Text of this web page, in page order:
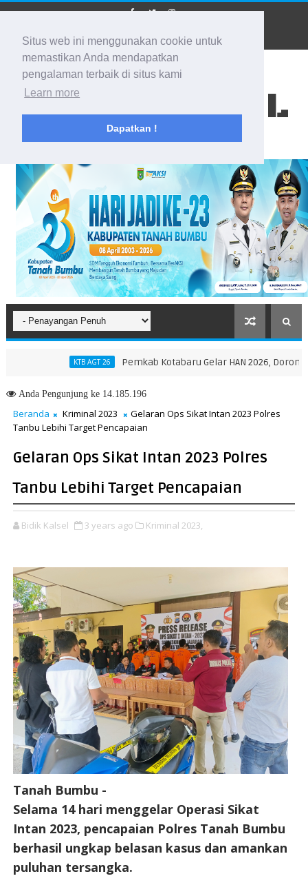
Situs web ini menggunakan cookie untuk
memastikan Anda mendapatkan
pengalaman terbaik di situs kami
Learn more
Dapatkan !
BIDIK KALSEL
Membidik Ke Segala Arah
KTB AGT 26 Pemkab Kotabaru Gelar HAN 2026, Dorong
NTT, Menteri Nusron: Gunakan Sudut Pandang Masyarakat
AndaPengunjung ke 14.185.196
Beranda Kriminal 2023
Gelaran Ops Sikat Intan 2023 Polres
Tanbu Lebihi Target Pencapaian
Gelaran Ops Sikat Intan 2023 Polres
Tanbu Lebihi Target Pencapaian
Bidik Kalsel 3 years ago Kriminal 2023,
Tanah Bumbu -
Selama 14 hari menggelar Operasi Sikat
Intan 2023, pencapaian Polres Tanah Bumbu
berhasil ungkap belasan kasus dan amankan
puluhan tersangka.